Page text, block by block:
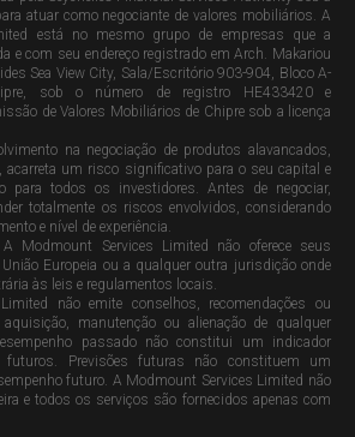
atuar como negociante de valores mobiliários. A
está no mesmo grupo de empresas que a
e com seu endereço registrado em Arch. Makariou
Sea View City, Sala/Escritório 903-904, Bloco A-
sob o número de registro HE433420 e
de Valores Mobiliários de Chipre sob a licença
na negociação de produtos alavancados,
acarreta um risco significativo para o seu capital e
para todos os investidores. Antes de negociar,
totalmente os riscos envolvidos, considerando
e nível de experiência.
Modmount Services Limited não oferece seus
Europeia ou a qualquer outra jurisdição onde
às leis e regulamentos locais.
não emite conselhos, recomendações ou
manutenção ou alienação de qualquer
passado não constitui um indicador
futuros. Previsões futuras não constituem um
futuro. A Modmount Services Limited não
e todos os serviços são fornecidos apenas com